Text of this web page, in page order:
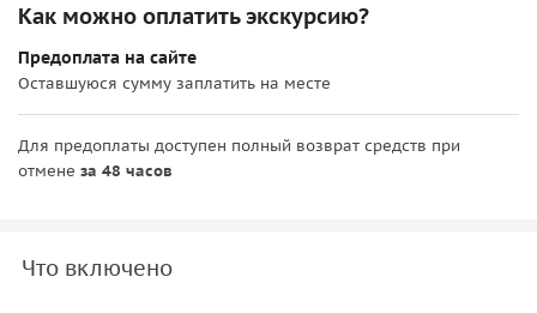
Как можно оплатить экскурсию?
Предоплата на сайте
Оставшуюся сумму заплатить на месте
Для предоплаты доступен полный возврат средств при
отмене за 48 часов
Что включено